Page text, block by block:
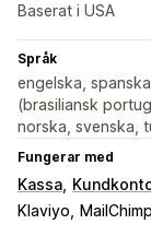
Baserat i USA
Språk
engelska,
(brasiliansk
norska, svenska,
Fungerar med
Kassa
Klaviyo
MailChimp